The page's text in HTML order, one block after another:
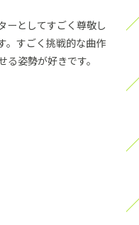
ーとしてすごく尊敬し
。すごく挑戦的な曲作
姿勢が好きです。